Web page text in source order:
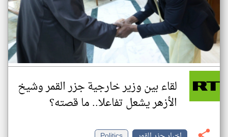
لقاء بين وزير خارجية جزر القمر وشيخ
الأزهر يشعل تفاعلا.. ما قصته؟